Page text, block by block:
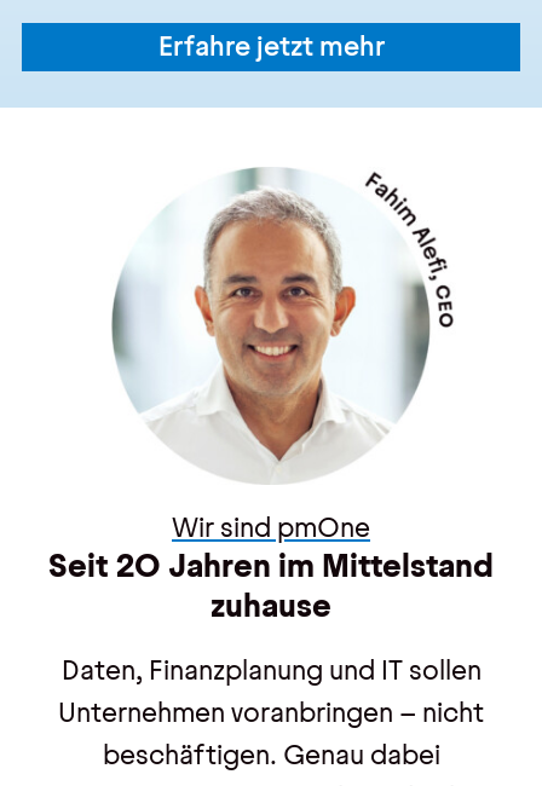
Erfahre jetzt mehr
Wir sind pmOne
Seit 20 Jahren im Mittelstand
zuhause
Daten, Finanzplanung und IT sollen
Unternehmen voranbringen – nicht
beschäftigen. Genau dabei